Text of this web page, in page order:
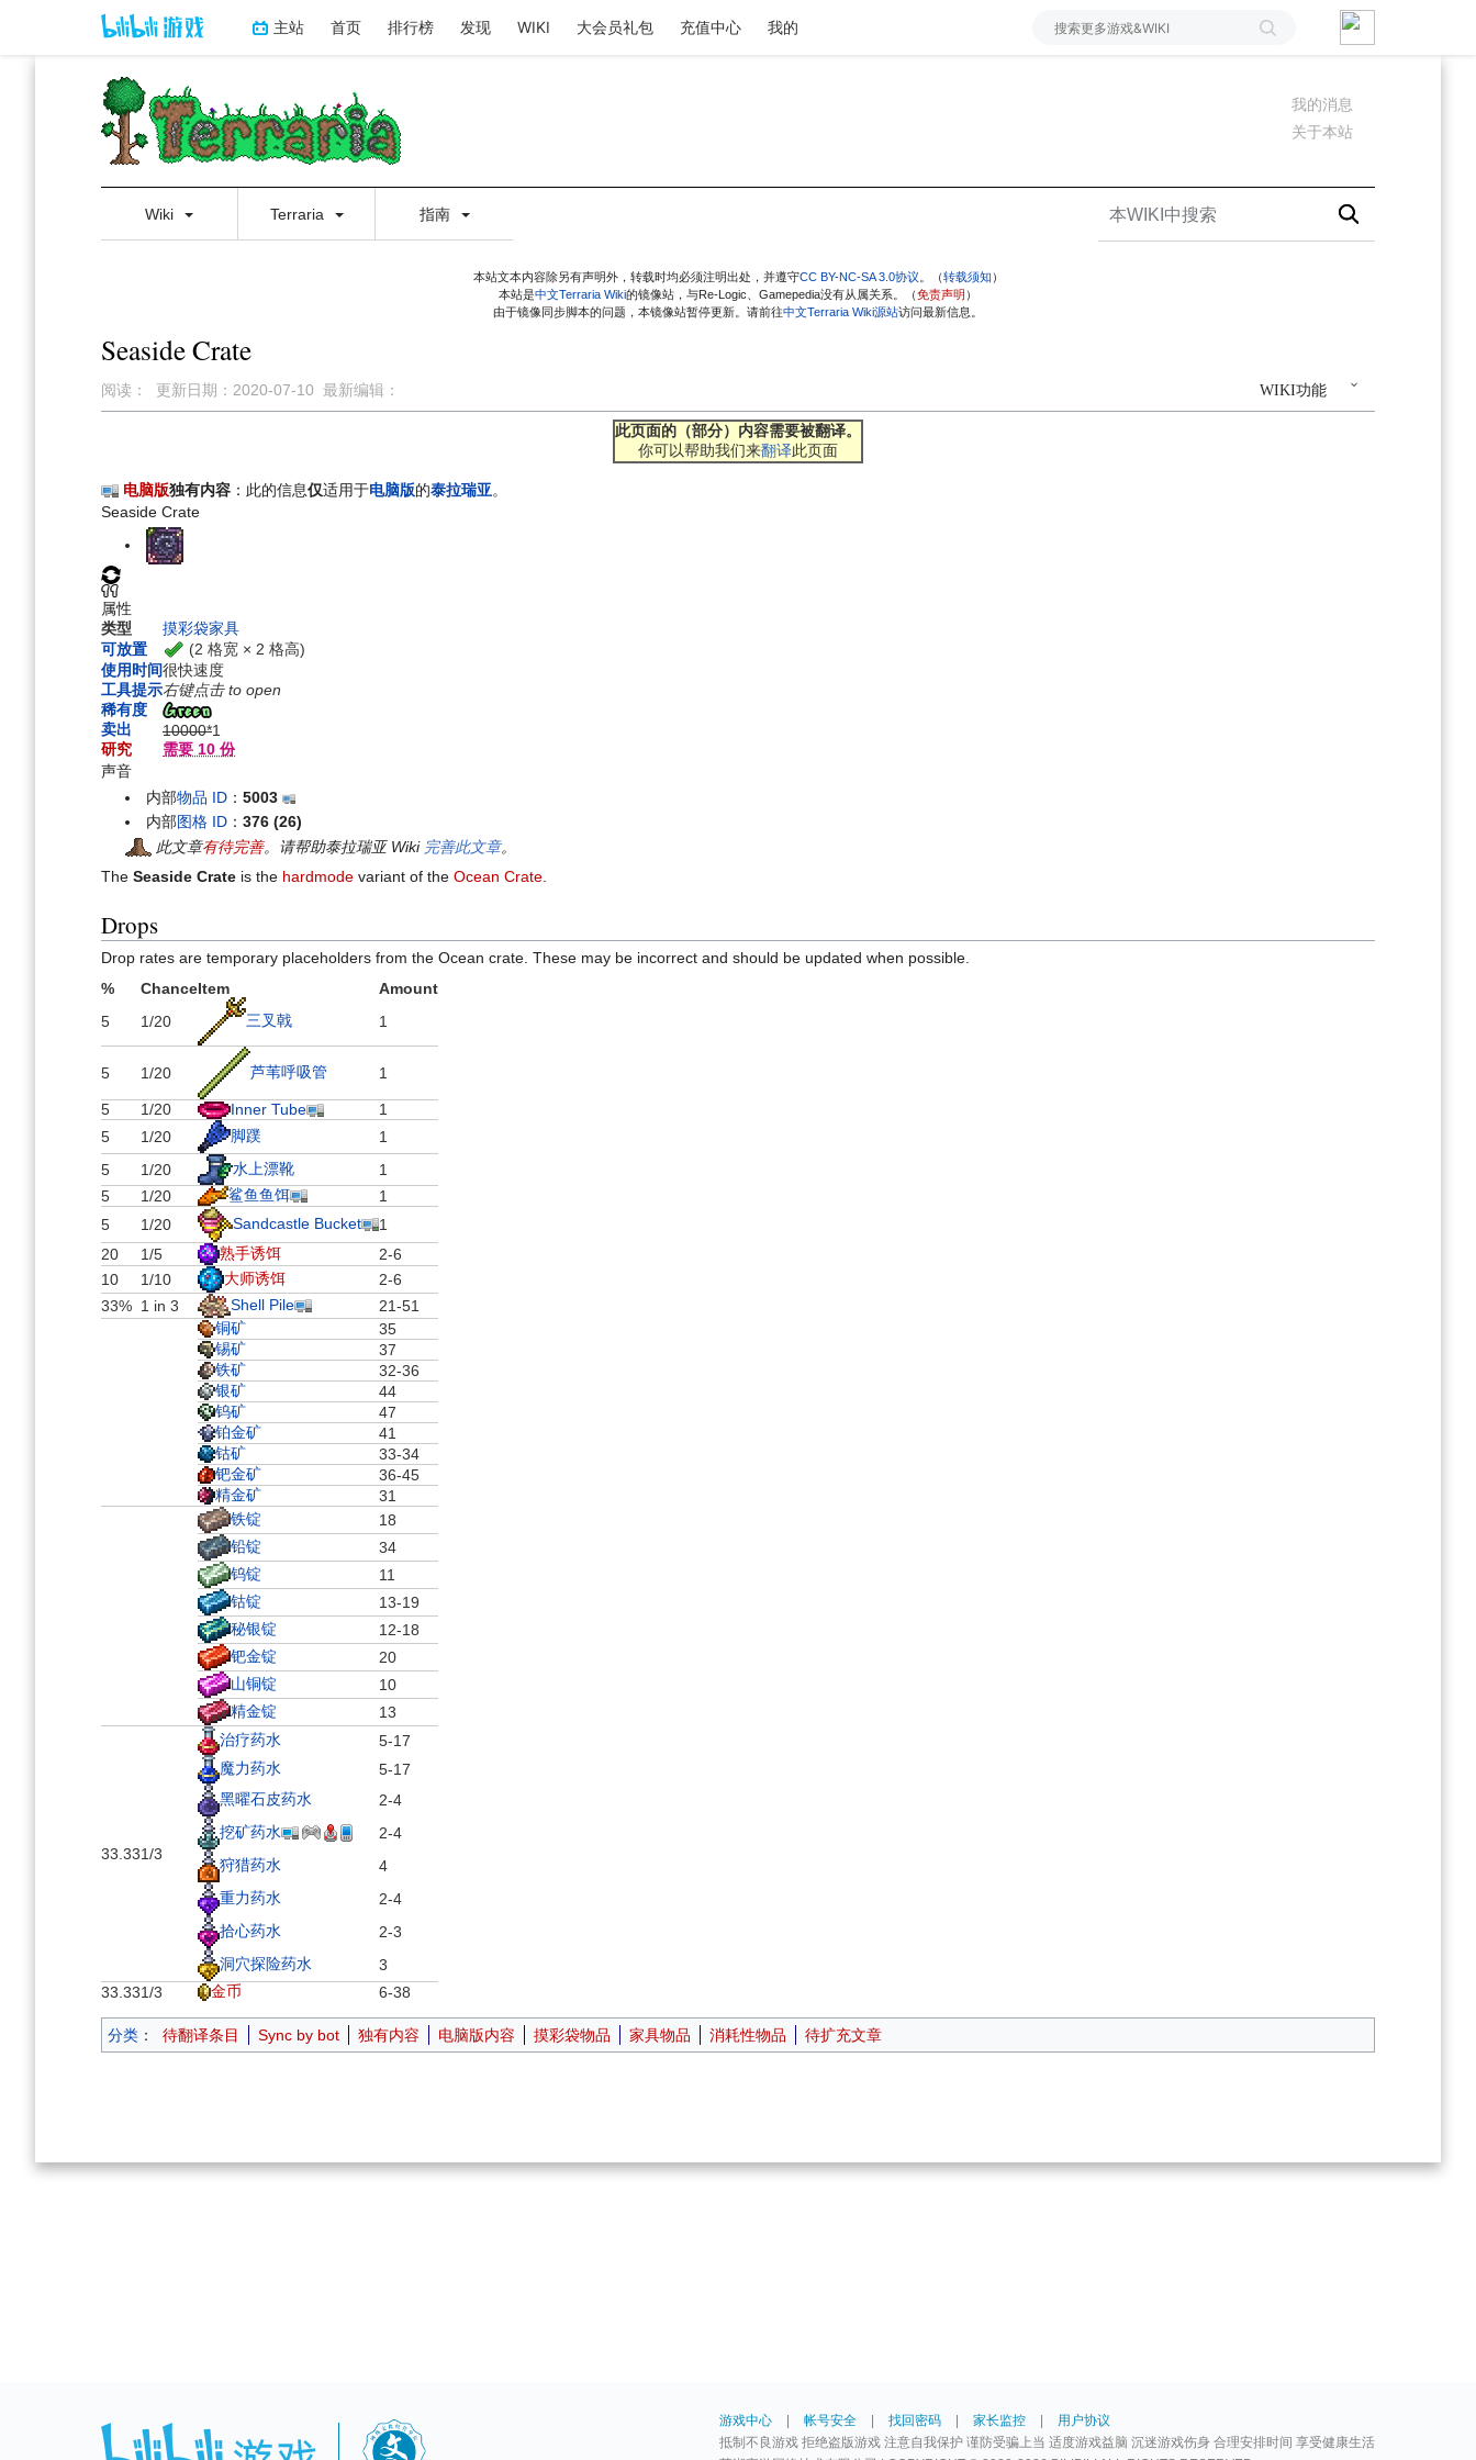
主站 首页 排行榜 发现 WIKI 大会员礼包 充值中心 我的
我的消息
关于本站
Wiki Terraria 指南
本站文本内容除另有声明外，转载时均必须注明出处，并遵守CC BY-NC-SA 3.0协议 。（转载须知 ）
本站是中文Terraria Wiki的镜像站，与Re-Logic、Gamepedia没有从属关系。（免责声明 ）
由于镜像同步脚本的问题，本镜像站暂停更新。请前往中文Terraria Wiki源站访问最新信息。
Seaside Crate
WIKI功能
阅读： 更新日期： 2020-07-10 最新编辑：
航
索
此页面的（部分）内容需要被翻译。
你可以帮助我们来翻译此页面
电脑版独有内容 ：此的信息仅适用于电脑版的泰拉瑞亚。
Seaside Crate
属性
类型
摸彩袋家具
可放置
(2 格宽 × 2 格高)
使用时间很快速度
工具提示右键点击 to open
稀有度
卖出
10000*1
研究
需要 10 份
声音
内部物品 ID ：5003
内部图格 ID ：376 (26)
此文章有待完善。请帮助泰拉瑞亚 Wiki 完善此文章。
The Seaside Crate is the hardmode variant of the Ocean Crate
Drops
Drop rates are temporary placeholders from the Ocean crate. These may be incorrect and should be updated when possible.
%
ChanceItem
Amount
5
1/20 三叉戟 1
5 1/20 芦苇呼吸管 1
5 1/20 Inner Tube
1
5
1/20 脚蹼
1
5
1/20 水上漂靴
1
5
1/20 鲨鱼鱼饵
1
5
1/20 Sandcastle Bucket
1
20
1/5 熟手诱饵
2-6
10
1/10 大师诱饵
2-6
33% 1 in 3 Shell Pile
21-51
铜矿
35
锡矿
37
铁矿
32-36
银矿
44
钨矿
47
铂金矿
41
钴矿
33-34
钯金矿
36-45
精金矿
31
铁锭
18
铅锭
34
钨锭
11
钴锭
13-19
秘银锭
12-18
钯金锭
20
山铜锭
10
精金锭
13
33.331/3
治疗药水
5-17
魔力药水
5-17
黑曜石皮药水
2-4
挖矿药水
2-4
狩猎药水
4
重力药水
2-4
拾心药水
2-3
洞穴探险药水
3
33.331/3 金币 6-38
分类 ： 待翻译条目 Sync by bot 独有内容 电脑版内容 摸彩袋物品 家具物品 消耗性物品 待扩充文章
游戏中心 | 帐号安全 | 找回密码 | 家长监控 |
用户协议
抵制不良游戏 拒绝盗版游戏 注意自我保护 谨防受骗上当 适度游戏益脑 沉迷游戏伤身 合理安排时间 享受健康生活